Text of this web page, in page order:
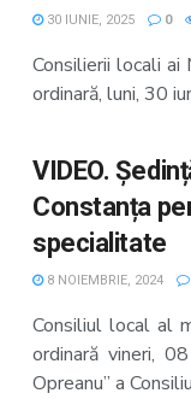
30 IUNIE, 2025 0
Consilierii locali ai
ordinară, luni, 30
VIDEO.
Constanța
specialitate
8 NOIEMBRIE, 2024
Consiliul local al
ordinară vineri,
Opreanu” a